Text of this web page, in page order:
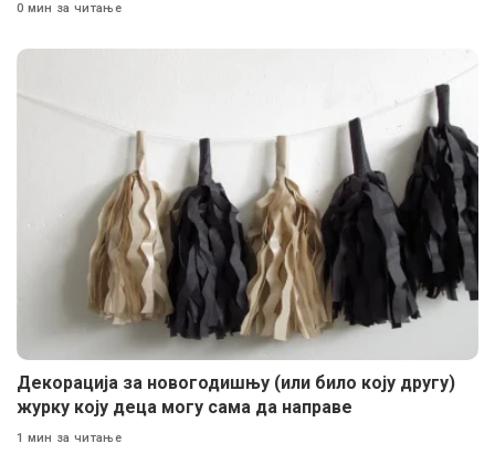
0 мин за читање
Декорација за новогодишњу (или било коју другу)
журку коју деца могу сама да направе
1 мин за читање